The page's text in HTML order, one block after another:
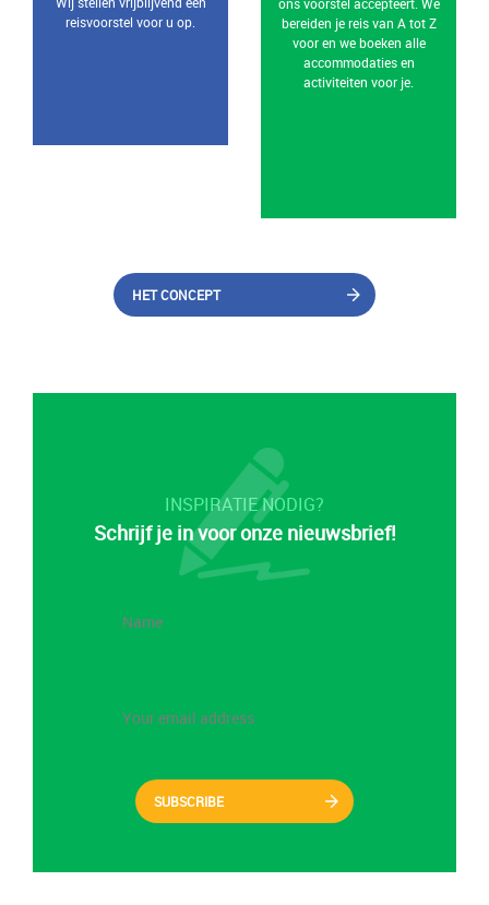
reisvoorstel voor u op.
bereiden je reis van A tot Z
voor en we boeken alle
accommodaties en
activiteiten voor je.
HET CONCEPT
INSPIRATIE NODIG?
Schrijf je in voor onze nieuwsbrief!
SUBSCRIBE